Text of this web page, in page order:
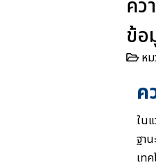
คว
ข้อ
ห
ค
ใน
ฐา
เท